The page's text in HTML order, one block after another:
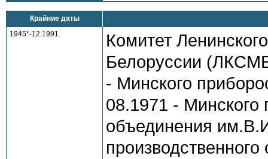
Крайние даты
1945*-12.1991
Комитет
Белоруссии
- Минского
08.1971 - Минского
объединения